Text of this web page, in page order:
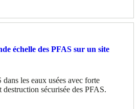
échelle des PFAS sur un site
les eaux usées avec forte
sécurisée des PFAS.